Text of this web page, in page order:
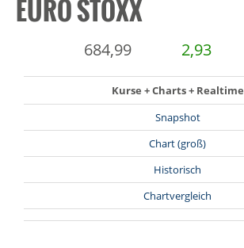
EURO STOXX
684,99 2,93
Kurse + Charts + Realtime
Snapshot
Chart (groß)
Historisch
Chartvergleich